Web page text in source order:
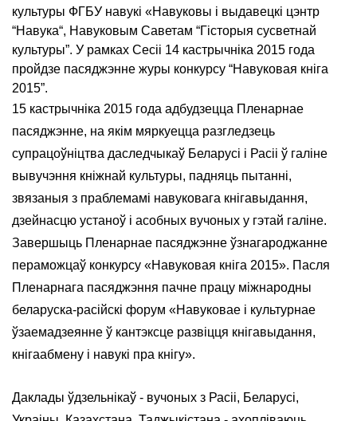
культуры ФГБУ навукі «Навуковы і выдавецкі цэнтр
“Навука“, Навуковым Саветам “Гісторыя сусветнай
культуры”. У рамках Сесіі 14 кастрычніка 2015 года
пройдзе пасяджэнне журы конкурсу “Навуковая кніга
2015”.
15 кастрычніка 2015 года адбудзецца Пленарнае
пасяджэнне, на якім мяркуецца разгледзець
супрацоўніцтва даследчыкаў Беларусі і Расіі ў галіне
вывучэння кніжнай культуры, падняць пытанні,
звязаныя з праблемамі навуковага кнігавыдання,
дзейнасцю устаноў і асобных вучоных у гэтай галіне.
Завершыць Пленарнае пасяджэнне ўзнагароджанне
пераможцаў конкурсу «Навуковая кніга 2015». Пасля
Пленарнага пасяджэння пачне працу міжнародны
беларуска-расійскі форум «Навуковае і культурнае
ўзаемадзеянне ў кантэксце развіцця кнігавыдання,
кнігаабмену і навукі пра кнігу».
Даклады ўдзельнікаў - вучоных з Расіі, Беларусі,